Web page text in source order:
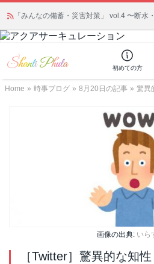
「みんなの備蓄・災害対策」 vol.4 〜断水
かつて愛されていた人気商品が復活！夏
アサーキュレーション」💖🏖️ 8月末までの
初めての方
Home » 時事ブログ » 8月20日の記事 » 驚異
画像の出典: いら
［Twitter］驚異的な知性